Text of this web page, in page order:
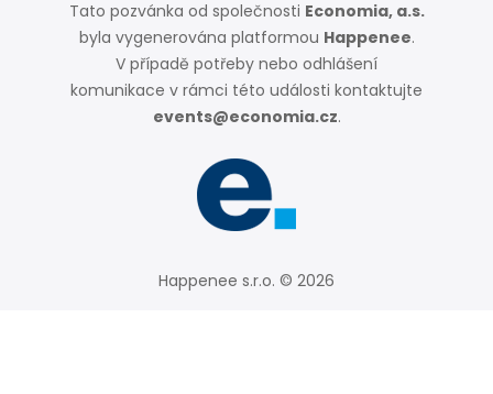
Tato pozvánka od společnosti Economia, a.s.
byla vygenerována platformou Happenee.
V případě potřeby nebo odhlášení
komunikace v rámci této události kontaktujte
events@economia.cz.
Happenee s.r.o. © 2026